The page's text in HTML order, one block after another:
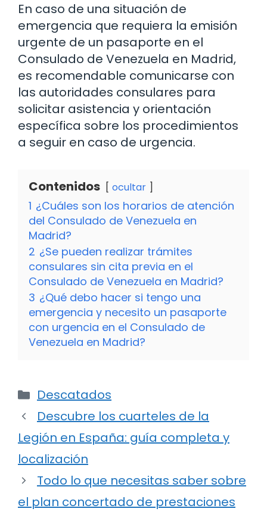
En caso de una situación de
emergencia que requiera la emisión
urgente de un pasaporte en el
Consulado de Venezuela en Madrid,
es recomendable comunicarse con
las autoridades consulares para
solicitar asistencia y orientación
específica sobre los procedimientos
a seguir en caso de urgencia.
Contenidos ocultar
1 ¿Cuáles son los horarios de atención
del Consulado de Venezuela en
Madrid?
2 ¿Se pueden realizar trámites
consulares sin cita previa en el
Consulado de Venezuela en Madrid?
3 ¿Qué debo hacer si tengo una
emergencia y necesito un pasaporte
con urgencia en el Consulado de
Venezuela en Madrid?
Categorías
Descatados
Descubre los cuarteles de la
Legión en España: guía completa y
localización
Todo lo que necesitas saber sobre
el plan concertado de prestaciones